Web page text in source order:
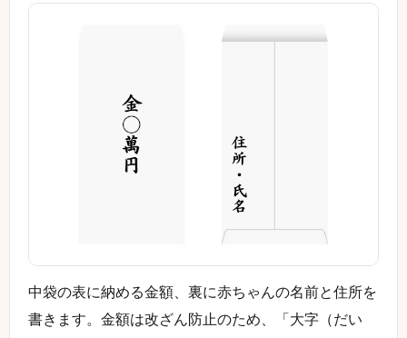
中袋の表に納める金額、裏に赤ちゃんの名前と住所を
書きます。金額は改ざん防止のため、「大字（だい